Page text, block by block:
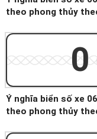
theo phong thủy
Ý nghĩa biển số xe
theo phong thủy